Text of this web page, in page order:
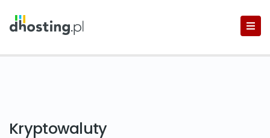
Kryptowaluty